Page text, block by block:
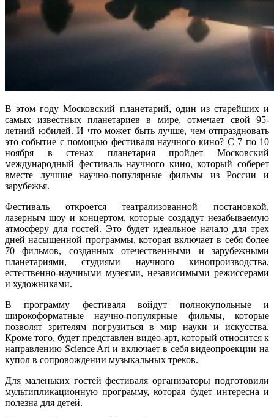
В этом году Московский планетарий, один из старейших и
самых известных планетариев в мире, отмечает свой 95-
летний юбилей. И что может быть лучше, чем отпраздновать
это событие с помощью фестиваля научного кино? С 7 по 10
ноября в стенах планетария пройдет Московский
международный фестиваль научного кино, который соберет
вместе лучшие научно-популярные фильмы из России и
зарубежья.
Фестиваль откроется театрализованной постановкой,
лазерным шоу и концертом, которые создадут незабываемую
атмосферу для гостей. Это будет идеальное начало для трех
дней насыщенной программы, которая включает в себя более
70 фильмов, созданных отечественными и зарубежными
планетариями, студиями научного кинопроизводства,
естественно-научными музеями, независимыми режиссерами
и художниками.
В программу фестиваля войдут полнокупольные и
широкоформатные научно-популярные фильмы, которые
позволят зрителям погрузиться в мир науки и искусства.
Кроме того, будет представлен видео-арт, который относится к
направлению Science Art и включает в себя видеопроекции на
купол в сопровождении музыкальных треков.
Для маленьких гостей фестиваля организаторы подготовили
мультипликационную программу, которая будет интересна и
полезна для детей.